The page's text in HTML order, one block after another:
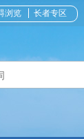
浏览 长者专区